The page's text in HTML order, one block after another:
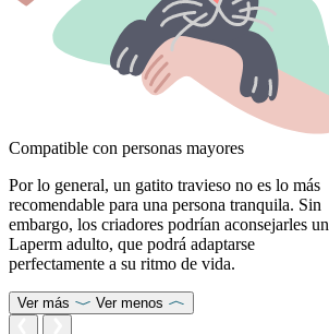
Compatible con personas mayores
Por lo general, un gatito travieso no es lo más
recomendable para una persona tranquila. Sin
embargo, los criadores podrían aconsejarles un
Laperm adulto, que podrá adaptarse
perfectamente a su ritmo de vida.
Ver más Ver menos